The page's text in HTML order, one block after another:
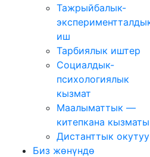
Тажрыйбалык-
иш
Тарбиялык иштер
Социалдык-
психологиялык
кызмат
Маалыматтык —
китепкана кызматы
Дистанттык окутуу
Биз жөнүндө